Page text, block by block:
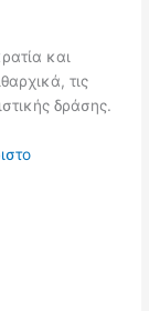
και
τις
δράσης.